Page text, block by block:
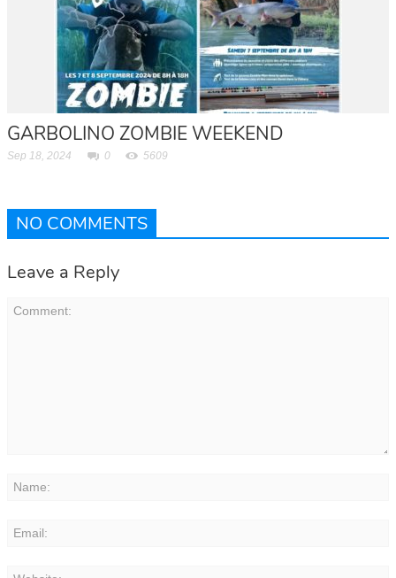
GARBOLINO ZOMBIE WEEKEND
Sep 18, 2024 0 5609
NO COMMENTS
Leave a Reply